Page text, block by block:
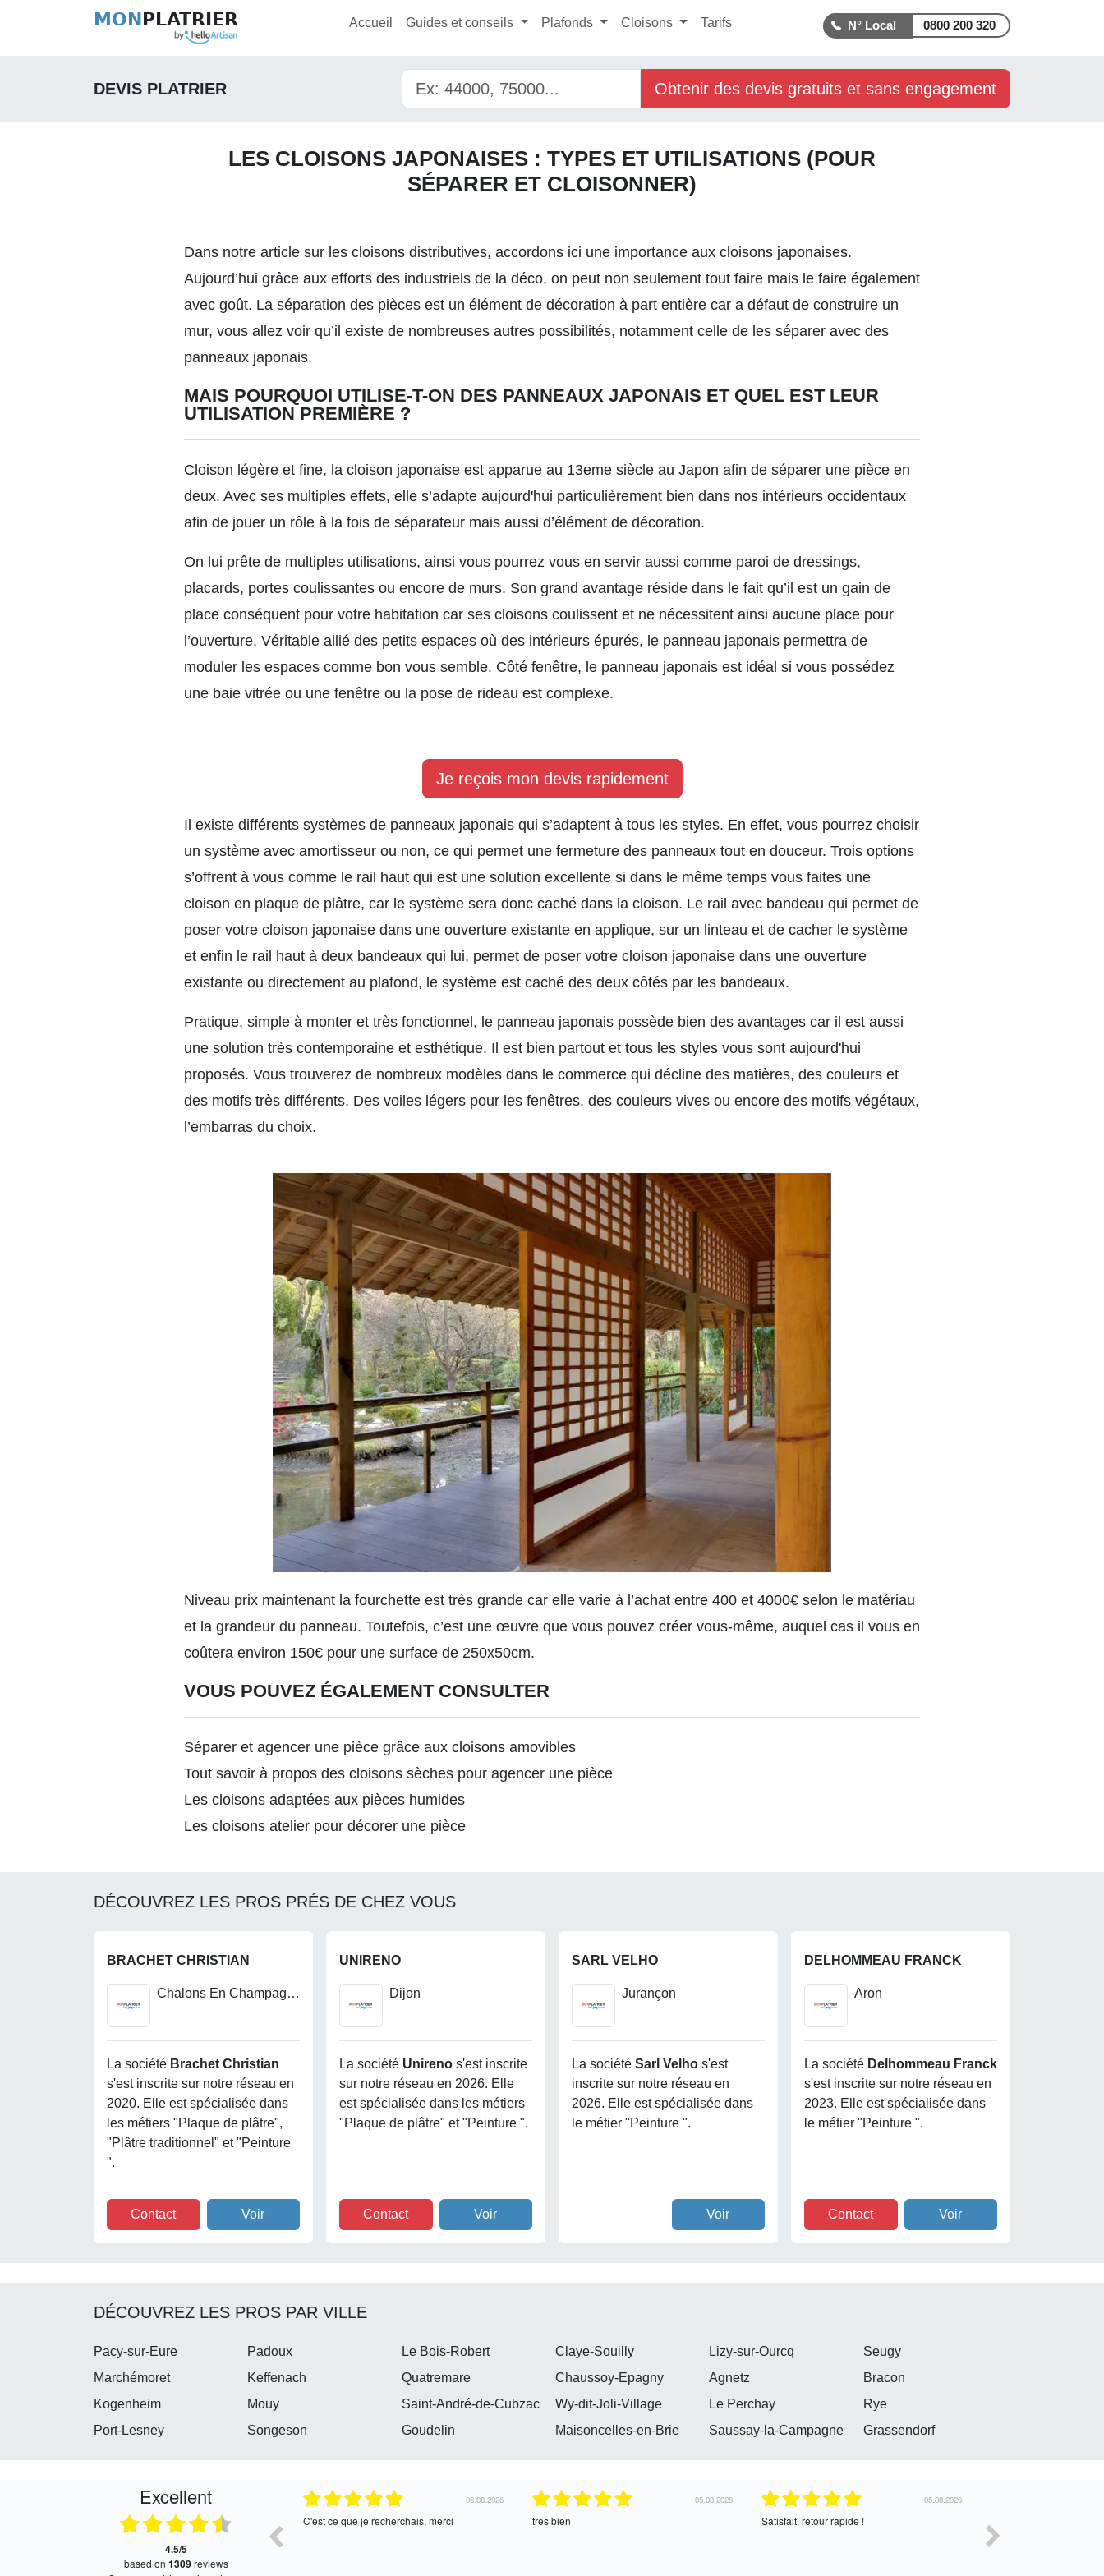
MONPLATRIER Accueil Guides et conseils Plafonds Cloisons Tarifs 0800 200 320
DEVIS PLATRIER Obtenir des devis gratuits et sans engagement
LES CLOISONS JAPONAISES : TYPES ET UTILISATIONS (POUR
SÉPARER ET CLOISONNER)
Dans notre article sur les cloisons distributives, accordons ici une importance aux cloisons japonaises.
Aujourd’hui grâce aux efforts des industriels de la déco, on peut non seulement tout faire mais le faire également
avec goût. La séparation des pièces est un élément de décoration à part entière car a défaut de construire un
mur, vous allez voir qu’il existe de nombreuses autres possibilités, notamment celle de les séparer avec des
panneaux japonais.
MAIS POURQUOI UTILISE-T-ON DES PANNEAUX JAPONAIS ET QUEL EST LEUR
UTILISATION PREMIÈRE ?
Cloison légère et fine, la cloison japonaise est apparue au 13eme siècle au Japon afin de séparer une pièce en
deux. Avec ses multiples effets, elle s’adapte aujourd'hui particulièrement bien dans nos intérieurs occidentaux
afin de jouer un rôle à la fois de séparateur mais aussi d’élément de décoration.
On lui prête de multiples utilisations, ainsi vous pourrez vous en servir aussi comme paroi de dressings,
placards, portes coulissantes ou encore de murs. Son grand avantage réside dans le fait qu’il est un gain de
place conséquent pour votre habitation car ses cloisons coulissent et ne nécessitent ainsi aucune place pour
l’ouverture. Véritable allié des petits espaces où des intérieurs épurés, le panneau japonais permettra de
moduler les espaces comme bon vous semble. Côté fenêtre, le panneau japonais est idéal si vous possédez
une baie vitrée ou une fenêtre ou la pose de rideau est complexe.
Je reçois mon devis rapidement
Il existe différents systèmes de panneaux japonais qui s’adaptent à tous les styles. En effet, vous pourrez choisir
un système avec amortisseur ou non, ce qui permet une fermeture des panneaux tout en douceur. Trois options
s’offrent à vous comme le rail haut qui est une solution excellente si dans le même temps vous faites une
cloison en plaque de plâtre, car le système sera donc caché dans la cloison. Le rail avec bandeau qui permet de
poser votre cloison japonaise dans une ouverture existante en applique, sur un linteau et de cacher le système
et enfin le rail haut à deux bandeaux qui lui, permet de poser votre cloison japonaise dans une ouverture
existante ou directement au plafond, le système est caché des deux côtés par les bandeaux.
Pratique, simple à monter et très fonctionnel, le panneau japonais possède bien des avantages car il est aussi
une solution très contemporaine et esthétique. Il est bien partout et tous les styles vous sont aujourd'hui
proposés. Vous trouverez de nombreux modèles dans le commerce qui décline des matières, des couleurs et
des motifs très différents. Des voiles légers pour les fenêtres, des couleurs vives ou encore des motifs végétaux,
l’embarras du choix.
Niveau prix maintenant la fourchette est très grande car elle varie à l’achat entre 400 et 4000€ selon le matériau
et la grandeur du panneau. Toutefois, c’est une œuvre que vous pouvez créer vous-même, auquel cas il vous en
coûtera environ 150€ pour une surface de 250x50cm.
VOUS POUVEZ ÉGALEMENT CONSULTER
Séparer et agencer une pièce grâce aux cloisons amovibles
Tout savoir à propos des cloisons sèches pour agencer une pièce
Les cloisons adaptées aux pièces humides
Les cloisons atelier pour décorer une pièce
DÉCOUVREZ LES PROS PRÉS DE CHEZ VOUS
BRACHET CHRISTIAN
Chalons En Champagne
La société Brachet Christian
s'est inscrite sur notre réseau en
2020. Elle est spécialisée dans
les métiers "Plaque de plâtre",
"Plâtre traditionnel" et "Peinture
".
Contact Voir
UNIRENO
Dijon
La société Unireno s'est inscrite
sur notre réseau en 2026. Elle
est spécialisée dans les métiers
"Plaque de plâtre" et "Peinture ".
Contact Voir
SARL VELHO
Jurançon
La société Sarl Velho s'est
inscrite sur notre réseau en
2026. Elle est spécialisée dans
le métier "Peinture ".
Voir
DELHOMMEAU FRANCK
Aron
La société Delhommeau Franck
s'est inscrite sur notre réseau en
2023. Elle est spécialisée dans
le métier "Peinture ".
Contact Voir
DÉCOUVREZ LES PROS PAR VILLE
Pacy-sur-Eure Padoux Le Bois-Robert Claye-Souilly Lizy-sur-Ourcq
Seugy
Marchémoret
Keffenach Quatremare Chaussoy-Epagny Agnetz
Bracon
Kogenheim
Mouy Saint-André-de-Cubzac Wy-dit-Joli-Village Le Perchay
Rye
Port-Lesney
Songeson Goudelin Maisoncelles-en-Brie Saussay-la-Campagne Grassendorf
Excellent
4.5/5
based on 1309reviews
Satisfait, retour rapide !
04.08.2026
Très bon service !
04.08.2026
oui, merci
30.07.2026
Satisfait de l’échange, assez cordial. En